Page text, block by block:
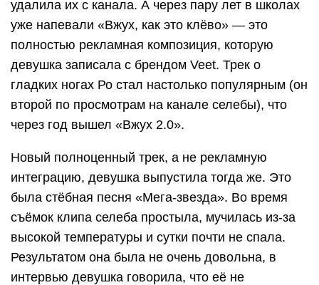
удалила их с канала. А через пару лет в школах
уже напевали «Вжух, как это клёво» — это
полностью рекламная композиция, которую
девушка записала с брендом Veet. Трек о
гладких ногах Ро стал настолько популярным (он
второй по просмотрам на канале селебы), что
через год вышел «Вжух 2.0».
Новый полноценный трек, а не рекламную
интеграцию, девушка выпустила тогда же. Это
была стёбная песня «Мега-звезда». Во время
съёмок клипа селеба простыла, мучилась из-за
высокой температуры и сутки почти не спала.
Результатом она была не очень довольна, в
интервью девушка говорила, что её не